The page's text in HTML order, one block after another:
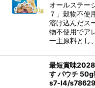
オールステー
７」穀物不使
溶け込んだス
物不使用でア
一主原料とし
最短賞味
す パウチ
s7-l4/